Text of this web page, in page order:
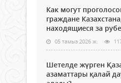
Как могут
граждане
находящиеся за
05 тамыз 2026 ж.
Шетелде жүрген
азаматтары қалай